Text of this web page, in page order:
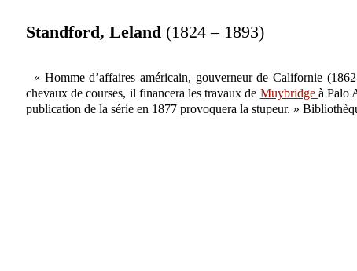
Standford, Leland (1824 – 1893)
« Homme d’affaires américain, gouverneur de Californie
chevaux de courses, il financera les travaux de Muybridge à Palo
publication de la série en 1877 provoquera la stupeur. »